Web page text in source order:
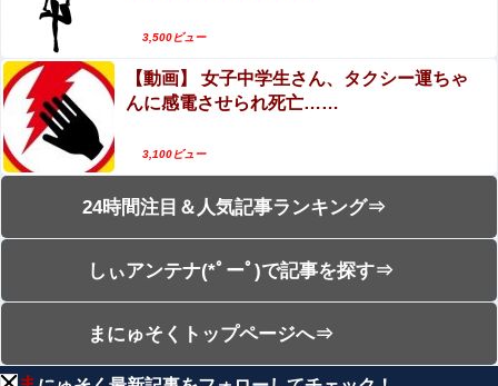
3,500ビュー
【動画】 女子中学生さん、タクシー運ちゃ
んに感電させられ死亡……
3,100ビュー
24時間注目＆人気記事ランキング⇒
しぃアンテナ(*ﾟーﾟ)で記事を探す⇒
まにゅそくトップページへ⇒